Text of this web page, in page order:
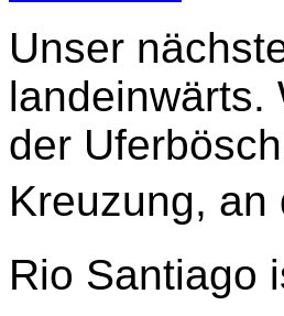
Unser
landeinwärts.
der
Kreuzung, an
Rio Santiago